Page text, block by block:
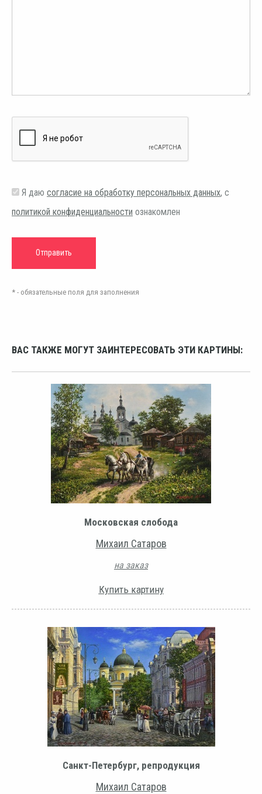
Я даю согласие на обработку персональных данных, с
политикой конфиденциальности ознакомлен
* - обязательные поля для заполнения
ВАС ТАКЖЕ МОГУТ ЗАИНТЕРЕСОВАТЬ ЭТИ КАРТИНЫ:
Московская слобода
Михаил Сатаров
на заказ
Купить картину
Санкт-Петербург, репродукция
Михаил Сатаров